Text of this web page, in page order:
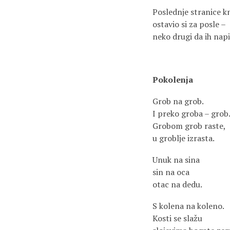
Poslednje stranice
ostavio si za posle –
neko drugi da ih
Pokolenja
Grob na grob.
I preko groba – grob.
Grobom grob raste,
u groblje izrasta.
Unuk na sina
sin na oca
otac na dedu.
S kolena na koleno.
Kosti se slažu